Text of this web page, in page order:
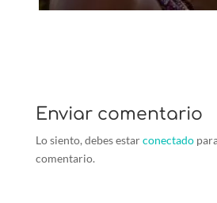
Enviar comentario
Lo siento, debes estarconectado
comentario.